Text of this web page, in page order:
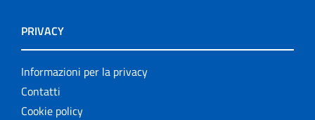
PRIVACY
Informazioni per la privacy
Contatti
Cookie policy